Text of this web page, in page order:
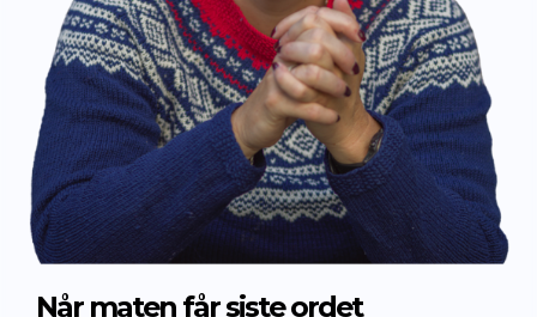
Når maten får siste ordet